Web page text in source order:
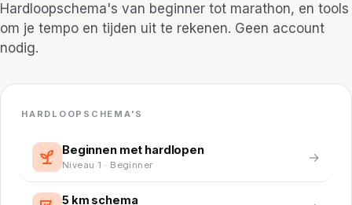
Hardloopschema's van beginner tot marathon, en tools
om je tempo en tijden uit te rekenen. Geen account
nodig.
HARDLOOPSCHEMA'S
Beginnen met hardlopen
Niveau 1 · Beginner
→
5 km schema